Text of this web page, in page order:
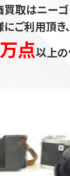
取はニーゴ
ご利用頂き
点以上